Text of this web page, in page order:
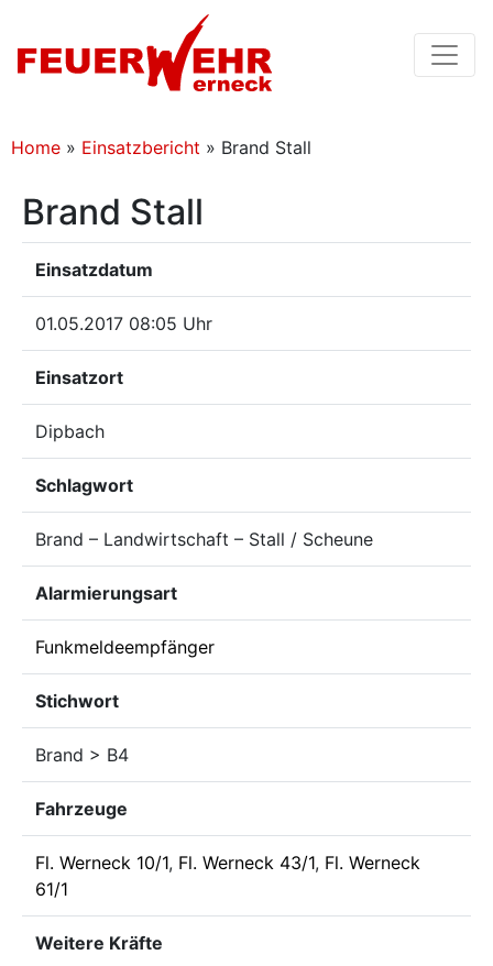
Home » Einsatzbericht » Brand Stall
Brand Stall
Einsatzdatum
01.05.2017 08:05 Uhr
Einsatzort
Dipbach
Schlagwort
Brand – Landwirtschaft – Stall / Scheune
Alarmierungsart
Funkmeldeempfänger
Stichwort
Brand > B4
Fahrzeuge
Fl. Werneck 10/1, Fl. Werneck 43/1, Fl. Werneck
61/1
Weitere Kräfte